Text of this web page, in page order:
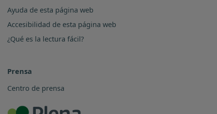
Ayuda de esta página web
Accesibilidad de esta página web
¿Qué es la lectura fácil?
Prensa
Centro de prensa